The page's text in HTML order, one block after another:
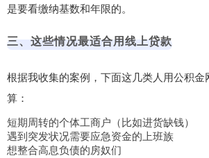
是要看缴纳基数和年限的。
三、这些情况最适合用线上贷款
根据我收集的案例，下面这几类人用公积金
算：
短期周转的个体工商户（比如进货缺钱）
遇到突发状况需要应急资金的上班族
想整合高息负债的房奴们